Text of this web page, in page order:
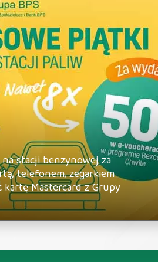
stacji benzynowej za
telefonem, zegarkiem
Mastercard z Grupy